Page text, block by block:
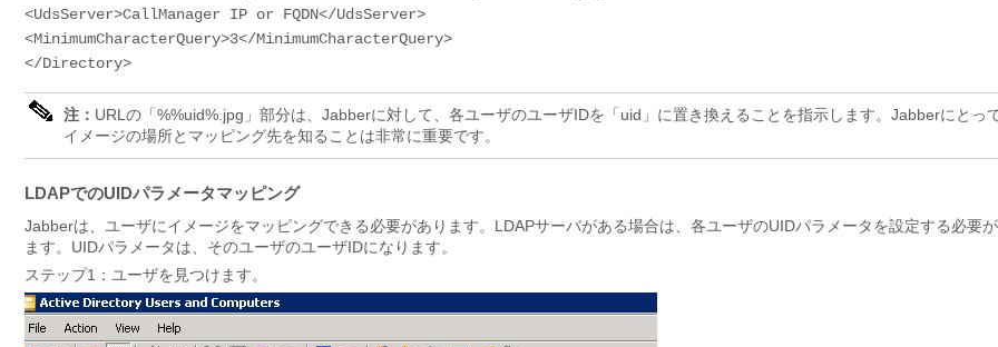
<UdsServer>CallManager IP or FQDN</UdsServer>
<MinimumCharacterQuery>3</MinimumCharacterQuery>
</Directory>
注： URLの「%%uid%.jpg」部分は、Jabberに対して、各ユーザのユーザIDを「uid」に置き換えることを指示します。Jabberにとっ
イメージの場所とマッピング先を知ることは非常に重要です。
LDAPでのUIDパラメータマッピング
Jabberは、ユーザにイメージをマッピングできる必要があります。LDAPサーバがある場合は、各ユーザのUIDパラメータを設定する必要
ます。UIDパラメータは、そのユーザのユーザIDになります。
ステップ1：ユーザを見つけます。